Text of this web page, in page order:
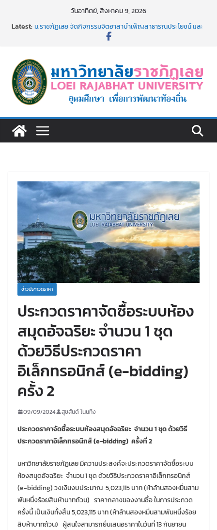
วันอาทิตย์, สิงหาคม 9, 2026
Latest:ม.ราชภัฏเลย จัดกิจกรรมจิตอาสาบำเพ็ญสาธารณประโยชน์ และ
เงินรายได้
ม.ราชภัฏเลย จัดมหกรรมวิชาการ เปิดบ้าน LRU ครั้งที่ 4 เปิดให้
นักเรียนมัธยมปลายค้นหาสาขาวิชาในฝัน สู่อนาคตที่ใช่
อธิการบดี มรภ.เลย ร่วมประชุมชี้แจงกับคณะอนุกรรมาธิการ
ประจำปีงบประมาณ พ.ศ. 2570
๑,๙๗๒ ชุด โดยวิธีเฉพาะเจาะจง
ข่าวประกวดราคา
ประกวดราคาจัดซื้อระบบห้อง
สมุดอัจฉริยะ จำนวน 1 ชุด
ด้วยวิธีประกวดราคา
อิเล็กทรอนิกส์ (e-bidding)
ครั้ง 2
09/09/2024 สุขสันต์ โนนทิง
ประกวดราคาจัดซื้อระบบห้องสมุดอัจฉริยะ จำนวน 1 ชุด ด้วยวิธี
ประกวดราคาอิเล็กทรอนิกส์ (e-bidding) ครั้งที่ 2
มหาวิทยาลัยราชภัฏเลย มีความประสงค์จะประกวดราคาจัดซื้อระบบ
ห้องสมุดอัจฉริยะ จำนวน 1 ชุด ด้วยวิธีประกวดราคาอิเล็กทรอนิกส์
(e-bidding) วงเงินงบประมาณ 5,023,115 บาท (ห้าล้านสองหมื่นสาม
พันหนึ่งร้อยสิบห้าบาทถ้วน) ราคากลางของงานซื้อ ในการประกวด
ครั้งนี้ เป็นเงินทั้งสิ้น 5,023,115 บาท (ห้าล้านสองหมื่นสามพันหนึ่งร้อย
สิบห้าบาทถ้วน) ผู้สนใจสามารถยื่นเสนอราคาในวันที่ 13 กันยายน